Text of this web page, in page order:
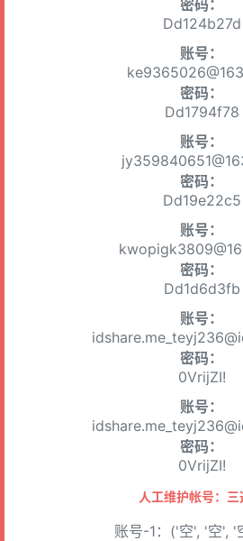
密码：
Dd124b27d
账号：
密码：
Dd1794f78
账号：
密码：
Dd19e22c5
账号：
密码：
Dd1d6d3fb
账号：
密码：
0VrijZI!
账号：
密码：
0VrijZI!
人工维护帐号：三
账号-1：('空', '空', '